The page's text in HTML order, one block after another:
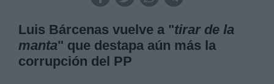
Luis Bárcenas vuelve a "tirar de la
manta" que destapa aún más la
corrupción del PP